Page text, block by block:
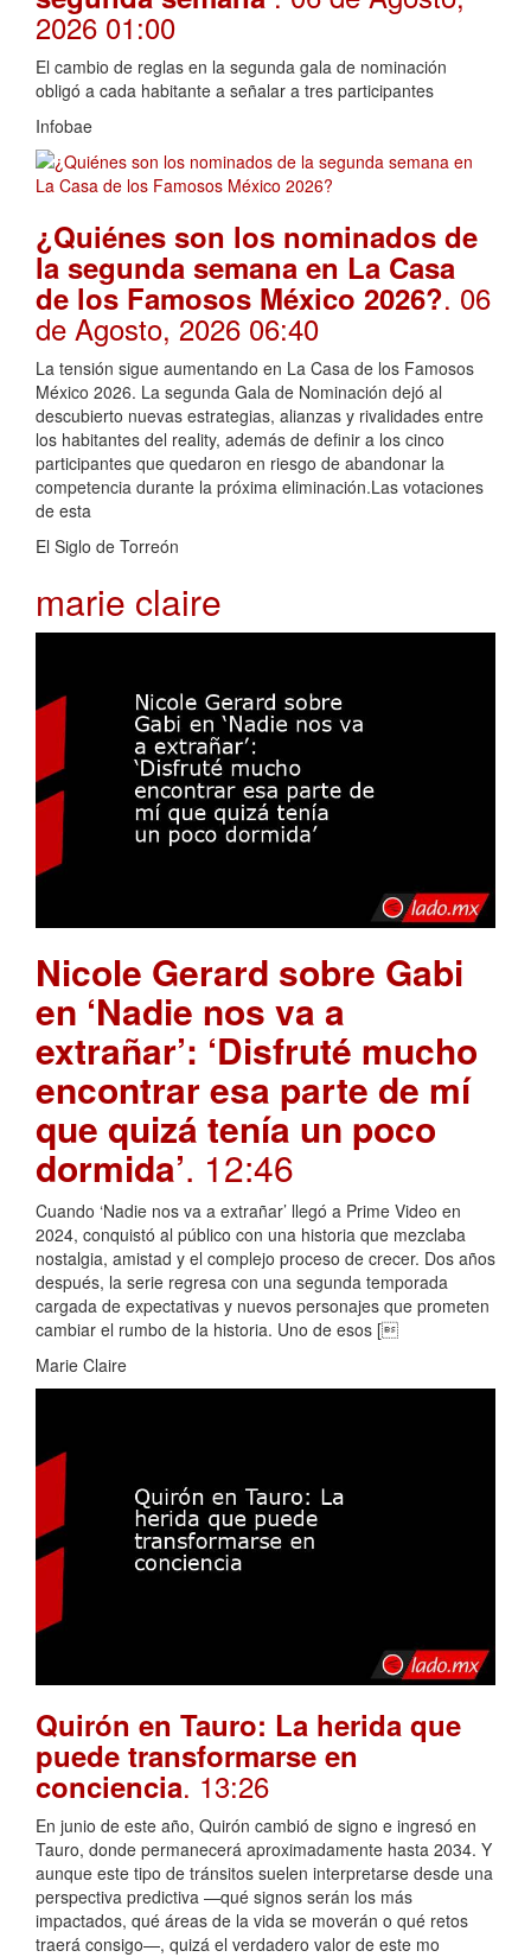
2026 01:00
El cambio de reglas en la segunda gala de nominación
obligó a cada habitante a señalar a tres participantes
Infobae
¿Quiénes son los nominados de
la segunda semana en La Casa
de los Famosos México 2026?. 06
de Agosto, 2026 06:40
La tensión sigue aumentando en La Casa de los Famosos
México 2026. La segunda Gala de Nominación dejó al
descubierto nuevas estrategias, alianzas y rivalidades entre
los habitantes del reality, además de definir a los cinco
participantes que quedaron en riesgo de abandonar la
competencia durante la próxima eliminación.Las votaciones
de esta
El Siglo de Torreón
marie claire
Nicole Gerard sobre Gabi
en ‘Nadie nos va a
extrañar’: ‘Disfruté mucho
encontrar esa parte de mí
que quizá tenía un poco
dormida’. 12:46
Cuando ‘Nadie nos va a extrañar’ llegó a Prime Video en
2024, conquistó al público con una historia que mezclaba
nostalgia, amistad y el complejo proceso de crecer. Dos años
después, la serie regresa con una segunda temporada
cargada de expectativas y nuevos personajes que prometen
cambiar el rumbo de la historia. Uno de esos [
Marie Claire
Quirón en Tauro: La herida que
puede transformarse en
conciencia. 13:26
En junio de este año, Quirón cambió de signo e ingresó en
Tauro, donde permanecerá aproximadamente hasta 2034. Y
aunque este tipo de tránsitos suelen interpretarse desde una
perspectiva predictiva —qué signos serán los más
impactados, qué áreas de la vida se moverán o qué retos
traerá consigo—, quizá el verdadero valor de este mo